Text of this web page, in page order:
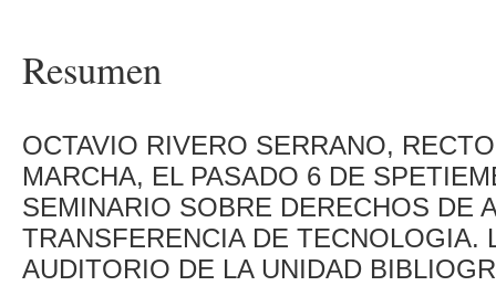
Resumen
OCTAVIO RIVERO SERRANO,
MARCHA, EL PASADO 6 DE
SEMINARIO SOBRE DERECHOS DE
TRANSFERENCIA DE TECNOLOGIA.
AUDITORIO DE LA UNIDAD